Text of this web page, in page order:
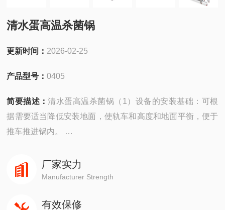
清水蛋高温杀菌锅
更新时间： 2026-02-25
产品型号：0405
简要描述：清水蛋高温杀菌锅（1）设备的安装基础：可根
据需要适当降低安装地面，使轨车和高度和地面平衡，便于
推车推进锅内。
跳压力0.27Mpa（水压试验压力），用户可以复验，但不允
许随意升高启跳压力。
0.5 Mpa。为保证水源充足和管路供水压力，请用户自行增
厂家实力
Manufacturer Strength
有效保修